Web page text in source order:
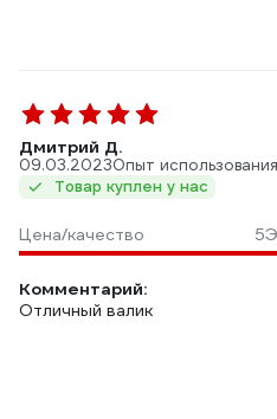
Дмитрий Д.
09.03.2023Опыт
Товар куплен у нас
Цена/качество 5
Комментарий:
Отличный валик